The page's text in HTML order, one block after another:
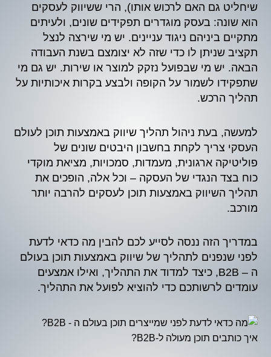
שיחליט גם האם לרכוש אותו), הרי ששיווק לעסקים
הוא שונה: בעסק מוגדרים תפקידים שונים, ולעיתים
מתקיים ביניהם ניגוד עניינים. יש מי שירצה לנצל
תקציב שניתן לו כדי שזה לא יצומצם בשנת העבודה
הבאה. יש מי שבפועל נזקק למוצר או שירות. יש גם מי
שתפקידו לשמור על הקופה ולבצע בקרות איכותיות על
תהליך הרכש.
למעשה, בעת ניהול תהליך שיווק באמצעות תוכן לעולם
העסקי צריך לקחת בחשבון היבטים שונים של
פוליטיקה ארגונית, מעמדות, סמכויות, מציאת מוקדי
כוח בצד הנגדי של העסקה – וכל אלה, הופכים את
תהליך השיווק באמצעות תוכן לעסקים להרבה יותר
מורכב.
במדריך הזה ננסה לסייע לכם להבין מה כדאי לדעת
לפני שנפנים לתהליך של שיווק באמצעות תוכן בעולם
ה – B2B, כיצד למדוד את התהליך, ואילו אמצעים
עומדים לרשותכם כדי להוציא לפועל את התהליך.
איך כותבים תוכן מעולה ל-B2B?